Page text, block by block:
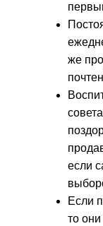
же
если
Если
то они